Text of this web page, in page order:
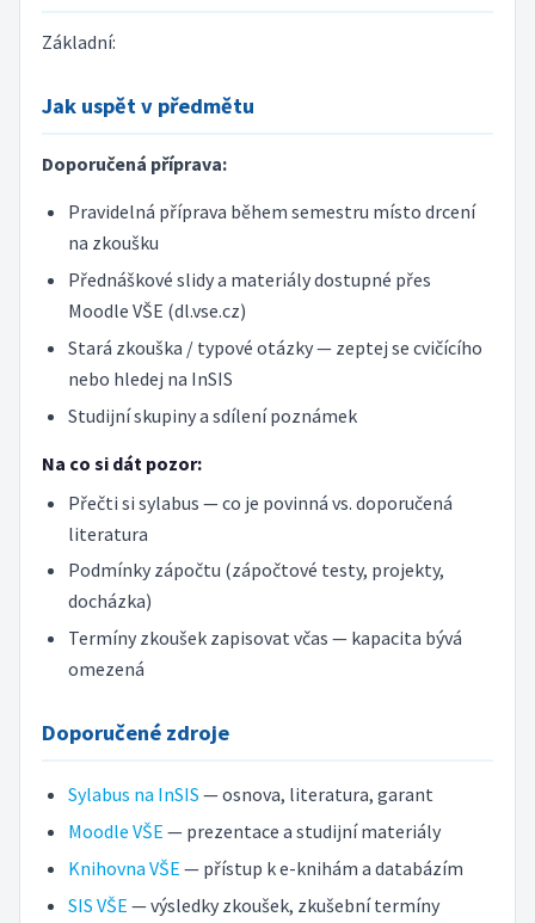
Základní:
Jak uspět v předmětu
Doporučená příprava:
Pravidelná příprava během semestru místo drcení
na zkoušku
Přednáškové slidy a materiály dostupné přes
Moodle VŠE (dl.vse.cz)
Stará zkouška / typové otázky — zeptej se cvičícího
nebo hledej na InSIS
Studijní skupiny a sdílení poznámek
Na co si dát pozor:
Přečti si sylabus — co je povinná vs. doporučená
literatura
Podmínky zápočtu (zápočtové testy, projekty,
docházka)
Termíny zkoušek zapisovat včas — kapacita bývá
omezená
Doporučené zdroje
Sylabus na InSIS — osnova, literatura, garant
Moodle VŠE — prezentace a studijní materiály
Knihovna VŠE — přístup k e-knihám a databázím
SIS VŠE — výsledky zkoušek, zkušební termíny